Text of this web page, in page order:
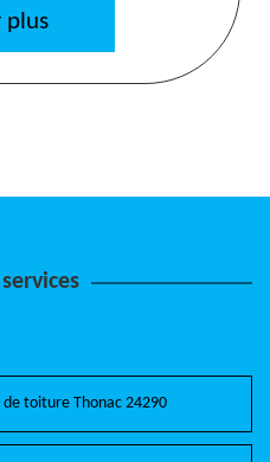
plus
toiture Thonac 24290